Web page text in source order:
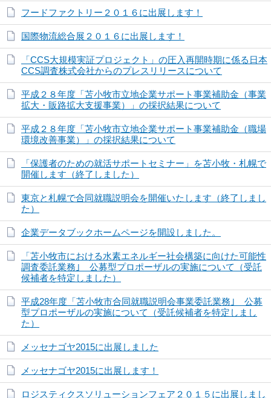
フードファクトリー２０１６に出展します！
国際物流総合展２０１６に出展します！
「CCS大規模実証プロジェクト」の圧入再開時期に係る日本
CCS調査株式会社からのプレスリリースについて
平成２８年度「苫小牧市立地企業サポート事業補助金（事業
拡大・販路拡大支援事業）」の採択結果について
平成２８年度「苫小牧市立地企業サポート事業補助金（職場
環境改善事業）」の採択結果について
「保護者のための就活サポートセミナー」を苫小牧・札幌で
開催します（終了しました）
東京と札幌で合同就職説明会を開催いたします（終了しまし
た）
企業データブックホームページを開設しました。
「苫小牧市における水素エネルギー社会構築に向けた可能性
調査委託業務｣ 公募型プロポーザルの実施について（受託
候補者を特定しました）
平成28年度「苫小牧市合同就職説明会事業委託業務｣ 公募
型プロポーザルの実施について（受託候補者を特定しまし
た）
メッセナゴヤ2015に出展しました
メッセナゴヤ2015に出展します！
ロジスティクスソリューションフェア２０１５に出展しまし